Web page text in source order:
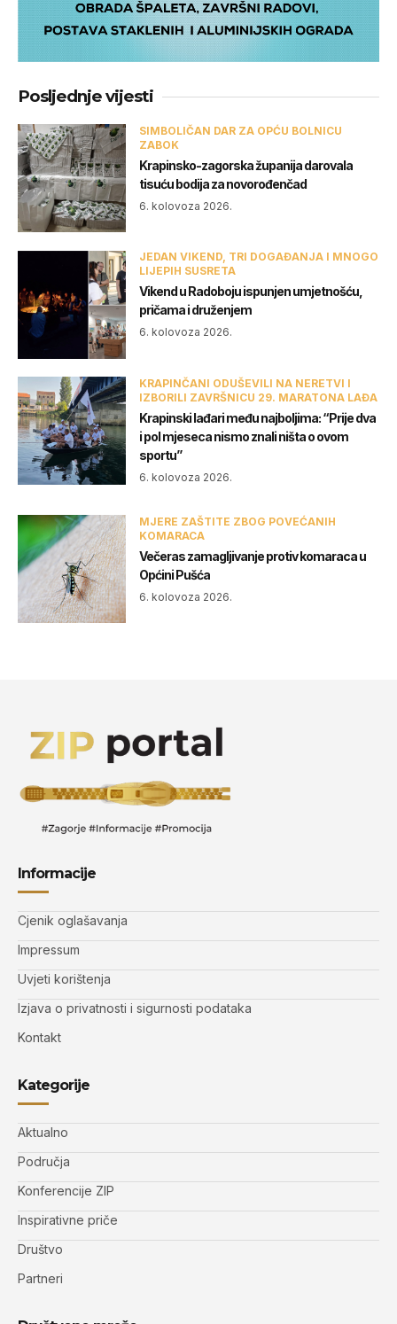
Posljednje vijesti
SIMBOLIČAN DAR ZA OPĆU BOLNICU
ZABOK
Krapinsko-zagorska županija darovala
tisuću bodija za novorođenčad
6. kolovoza 2026.
JEDAN VIKEND, TRI DOGAĐANJA I MNOGO
LIJEPIH SUSRETA
Vikend u Radoboju ispunjen umjetnošću,
pričama i druženjem
6. kolovoza 2026.
KRAPINČANI ODUŠEVILI NA NERETVI I
IZBORILI ZAVRŠNICU 29. MARATONA LAĐA
Krapinski lađari među najboljima: “Prije dva
i pol mjeseca nismo znali ništa o ovom
sportu”
6. kolovoza 2026.
MJERE ZAŠTITE ZBOG POVEĆANIH
KOMARACA
Večeras zamagljivanje protiv komaraca u
Općini Pušća
6. kolovoza 2026.
Informacije
Cjenik oglašavanja
Impressum
Uvjeti korištenja
Izjava o privatnosti i sigurnosti podataka
Kontakt
Kategorije
Aktualno
Područja
Konferencije ZIP
Inspirativne priče
Društvo
Partneri